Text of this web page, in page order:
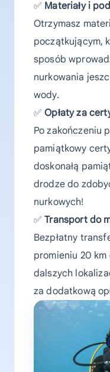
✅ Materiały i
Otrzymasz
początkującym,
sposób
nurkowania
wody.
✅Opłaty za
Po zakończeniu
pamiątkowy
doskonałą
drodze do
nurkowych!
✅Transport do
Bezpłatny
promieniu 20 km
dalszych
za dodatkową